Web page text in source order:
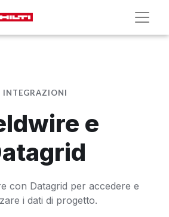
INTEGRAZIONI
e
con Datagrid per accedere e
i dati di progetto.